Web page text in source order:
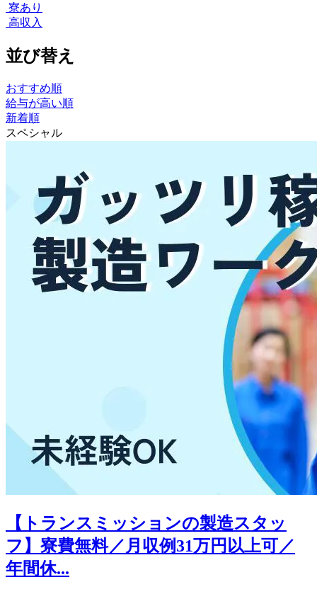
寮あり
高収入
並び替え
おすすめ順
給与が高い順
新着順
スペシャル
【トランスミッションの製造スタッ
フ】寮費無料／月収例31万円以上可／
年間休...